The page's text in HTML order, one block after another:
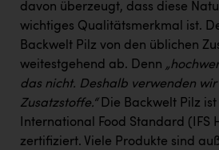
davon überzeugt, dass diese
wichtiges Qualitätsmerkmal ist.
Backwelt Pilz von den üblichen
weitestgehend ab. Denn
das nicht. Deshalb verwenden
Zusatzstoffe.“Die Backwelt Pilz ist
International Food Standard (IFS
zertifiziert. Viele Produkte sind